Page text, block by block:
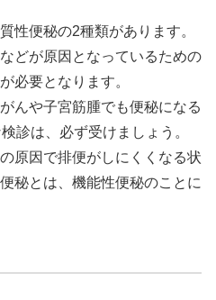
性便秘の2種類があります。
どが原因となっているための
必要となります。
んや子宮筋腫でも便秘になる
診は、必ず受けましょう。
原因で排便がしにくくなる状
秘とは、機能性便秘のことに